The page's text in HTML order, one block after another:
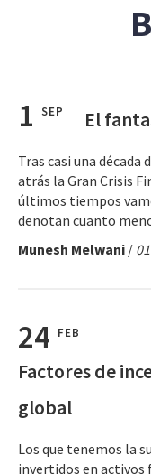
1 SEP El
Tras casi una
atrás la Gran Crisis
últimos tiempos
denotan cuanto
Munesh Melwani /
24 FEB
Factores de
global
Los que tenemos la
invertidos en activos